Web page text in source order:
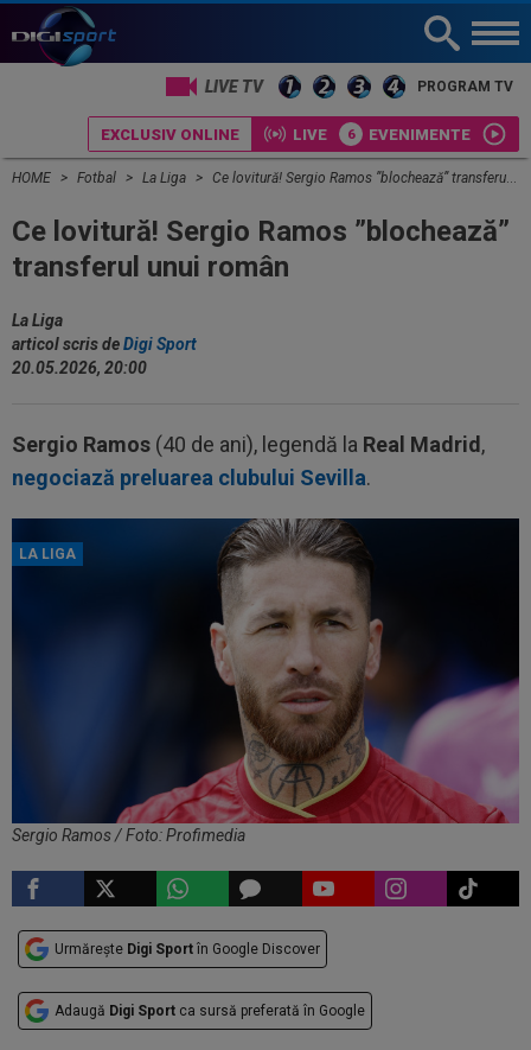
LIVE TV PROGRAM TV
EXCLUSIV ONLINE LIVE EVENIMENTE
HOME Fotbal La Liga Ce lovitură! Sergio Ramos ”blochează” transferul unui român
Ce lovitură! Sergio Ramos ”blochează”
transferul unui român
La Liga
articol scris deDigi Sport
20.05.2026, 20:00
Sergio Ramos (40 de ani), legendă la Real Madrid ,
negociază preluarea clubului Sevilla.
LA LIGA
Sergio Ramos / Foto: Profimedia
Urmărește Digi Sport în Google Discover
Adaugă Digi Sport ca sursă preferată în Google